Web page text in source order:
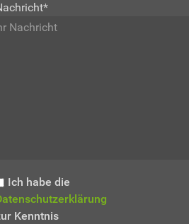
*
Ich habe die
Kenntnis